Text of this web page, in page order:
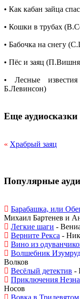
• Как кабан зайца
• Кошки в трубах
• Бабочка на снегу
• Пёс и заяц
• Лесные
Б.Левинсон)
Еще аудиосказки
« Храбрый заяц
Популярные
Барабашка, или
Михаил Бартенев и
Легкие шаги -
Верните Рекса -
Вино из
Волшебник
Волков
Весёлый детектив -
Приключения
Носов
Вовка в Тридевятом